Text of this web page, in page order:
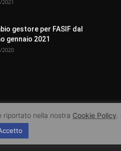
gestore per FASIF dal
gennaio 2021
2020
riportato nella nostra Cookie Policy